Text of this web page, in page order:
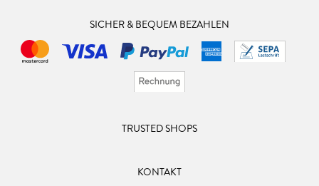
SICHER & BEQUEM BEZAHLEN
TRUSTED SHOPS
KONTAKT